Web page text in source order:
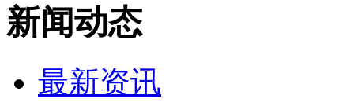
新闻动态
最新资讯